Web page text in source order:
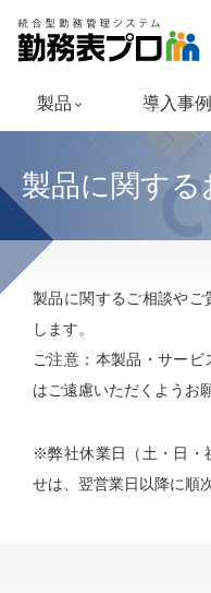
製品 keyboard_arrow_down 導入事例
製品に関す
製品に関するご相談やご
します。
ご注意：本製品・サー
はご遠慮いただくようお
※弊社休業日（土・日・
せは、翌営業日以降に順